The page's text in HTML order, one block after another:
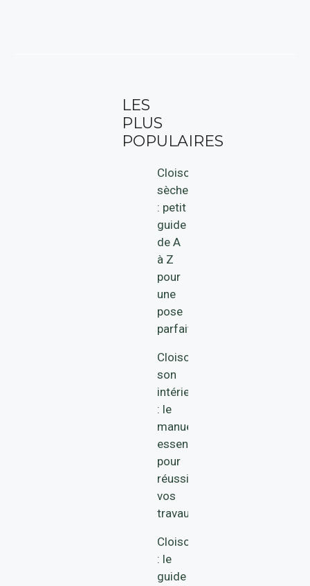
LES
PLUS
POPULAIRES
Cloison
sèche
: petit
guide
de A
à Z
pour
une
pose
parfaite
Cloisonner
son
intérieur
: le
manuel
essentiel
pour
réussir
vos
travaux
Cloison
: le
guide